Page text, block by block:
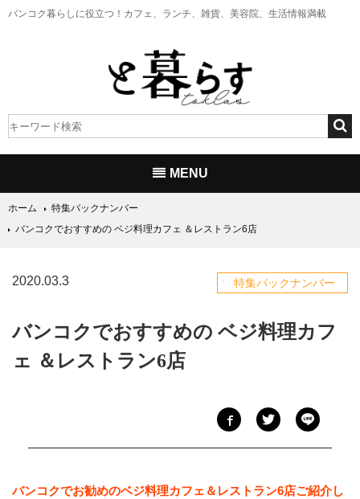
バンコク暮らしに役立つ！ カフェ、ランチ、雑貨、美容院、生活情報満載
MENU
ホーム
特集バックナンバー
バンコクでおすすめの ベジ料理カフェ ＆レストラン6店
2020.03.3 特集バックナンバー
バンコクでおすすめの ベジ料理カフ
ェ ＆レストラン6店
バンコクでお勧めのベジ料理カフェ＆レストラン6店ご紹介し